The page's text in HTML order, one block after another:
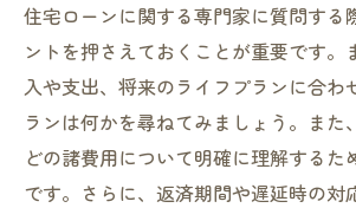
住宅ローンに関する専門家に質問する
ントを押さえておくことが重要です。
入や支出、将来のライフプランに合わ
ランは何かを尋ねてみましょう。また
どの諸費用について明確に理解するた
です。さらに、返済期間や遅延時の対